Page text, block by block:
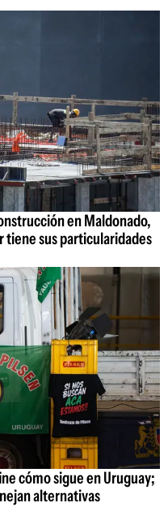
en Maldonado,
sus particularidades
cómo sigue en Uruguay;
alternativas